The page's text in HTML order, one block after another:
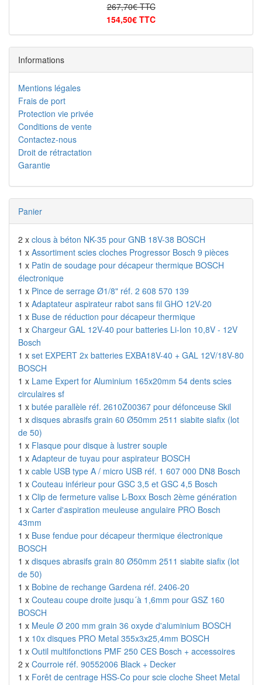
267,70€ TTC
154,50€ TTC
Informations
Mentions légales
Frais de port
Protection vie privée
Conditions de vente
Contactez-nous
Droit de rétractation
Garantie
Panier
2 x clous à béton NK-35 pour GNB 18V-38 BOSCH
1 x Assortiment scies cloches Progressor Bosch 9 pièces
1 x Patin de soudage pour décapeur thermique BOSCH
électronique
1 x Pince de serrage Ø1/8" réf. 2 608 570 139
1 x Adaptateur aspirateur rabot sans fil GHO 12V-20
1 x Buse de réduction pour décapeur thermique
1 x Chargeur GAL 12V-40 pour batteries Li-Ion 10,8V - 12V
Bosch
1 x set EXPERT 2x batteries EXBA18V-40 + GAL 12V/18V-80
BOSCH
1 x Lame Expert for Aluminium 165x20mm 54 dents scies
circulaires sf
1 x butée parallèle réf. 2610Z00367 pour défonceuse Skil
1 x disques abrasifs grain 60 Ø50mm 2511 siabite siafix (lot
de 50)
1 x Flasque pour disque à lustrer souple
1 x Adapteur de tuyau pour aspirateur BOSCH
1 x cable USB type A / micro USB réf. 1 607 000 DN8 Bosch
1 x Couteau inférieur pour GSC 3,5 et GSC 4,5 Bosch
1 x Clip de fermeture valise L-Boxx Bosch 2ème génération
1 x Carter d'aspiration meuleuse angulaire PRO Bosch
43mm
1 x Buse fendue pour décapeur thermique électronique
BOSCH
1 x disques abrasifs grain 80 Ø50mm 2511 siabite siafix (lot
de 50)
1 x Bobine de rechange Gardena réf. 2406-20
1 x Couteau coupe droite jusqu´à 1,6mm pour GSZ 160
BOSCH
1 x Meule Ø 200 mm grain 36 oxyde d'aluminium BOSCH
1 x 10x disques PRO Metal 355x3x25,4mm BOSCH
1 x Outil multifonctions PMF 250 CES Bosch + accessoires
2 x Courroie réf. 90552006 Black + Decker
1 x Forêt de centrage HSS-Co pour scie cloche Sheet Metal